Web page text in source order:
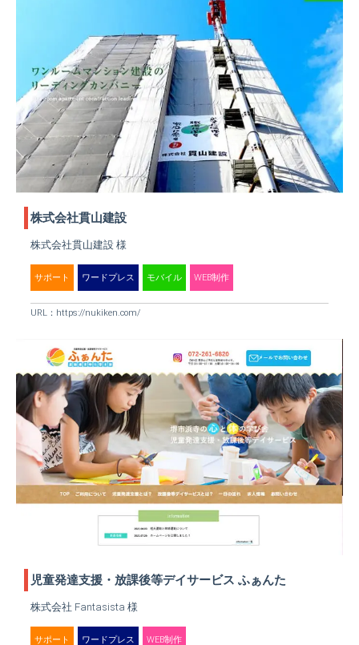
株式会社貫山建設
株式会社貫山建設 様
サポート ワードプレス モバイル WEB制作
URL： https://nukiken.com/
児童発達支援・放課後等デイサービス ふぁんた
株式会社 Fantasista 様
サポート ワードプレス WEB制作